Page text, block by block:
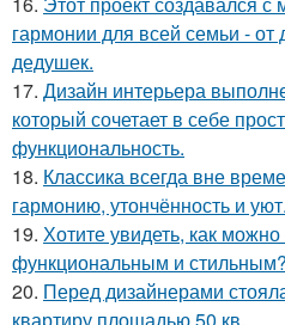
гармонии для всей семьи - от
дедушек.
17. Дизайн интерьера
который сочетает в себе
функциональность.
18. Классика всегда вне
гармонию, утончённость и уют.
19. Хотите увидеть, как
функциональным и стильным?
20. Перед дизайнерами